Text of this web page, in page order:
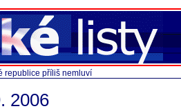
republice příliš nemluví
2006